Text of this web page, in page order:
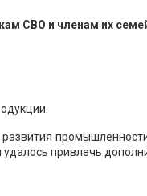
СВО и членам их
привлечь